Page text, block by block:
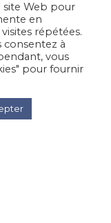
site Web pour
en
répétées.
consentez à
vous
pour fournir